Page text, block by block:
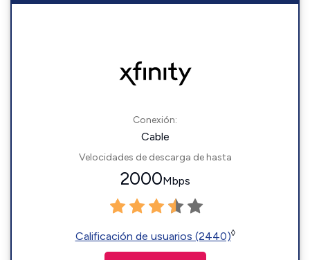
Conexión:
Cable
Velocidades de descarga de hasta
2000Mbps
Calificación de usuarios (2440)◊